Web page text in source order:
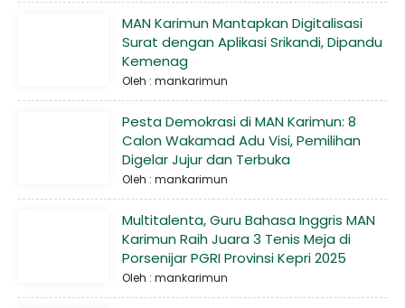
MAN Karimun Mantapkan Digitalisasi
Surat dengan Aplikasi Srikandi, Dipandu
Kemenag
Oleh : mankarimun
Pesta Demokrasi di MAN Karimun: 8
Calon Wakamad Adu Visi, Pemilihan
Digelar Jujur dan Terbuka
Oleh : mankarimun
Multitalenta, Guru Bahasa Inggris MAN
Karimun Raih Juara 3 Tenis Meja di
Porsenijar PGRI Provinsi Kepri 2025
Oleh : mankarimun